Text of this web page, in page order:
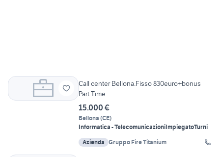
Call center Bellona.Fisso 830euro+bonus
Part Time
15.000 €
Bellona (CE)
Informatica - TelecomunicazioniImpiegatoTurni
Azienda Gruppo Fire Titanium